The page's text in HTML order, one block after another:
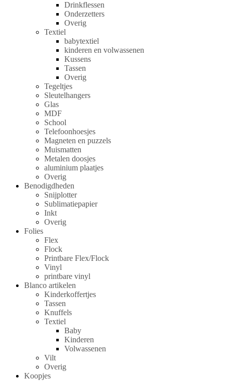
Drinkflessen
Onderzetters
Overig
Textiel
babytextiel
kinderen en volwassenen
Kussens
Tassen
Overig
Tegeltjes
Sleutelhangers
Glas
MDF
School
Telefoonhoesjes
Magneten en puzzels
Muismatten
Metalen doosjes
aluminium plaatjes
Overig
Benodigdheden
Snijplotter
Sublimatiepapier
Inkt
Overig
Folies
Flex
Flock
Printbare Flex/Flock
Vinyl
printbare vinyl
Blanco artikelen
Kinderkoffertjes
Tassen
Knuffels
Textiel
Baby
Kinderen
Volwassenen
Vilt
Overig
Koopjes